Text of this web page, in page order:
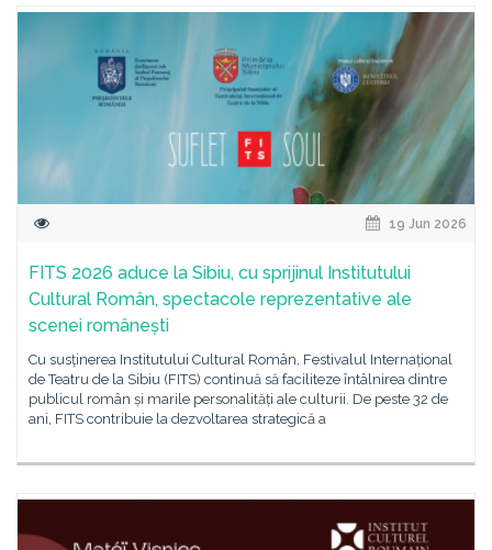
19 Jun 2026
FITS 2026 aduce la Sibiu, cu sprijinul Institutului
Cultural Român, spectacole reprezentative ale
scenei românești
Cu susținerea Institutului Cultural Român, Festivalul Internațional
de Teatru de la Sibiu (FITS) continuă să faciliteze întâlnirea dintre
publicul român și marile personalități ale culturii. De peste 32 de
ani, FITS contribuie la dezvoltarea strategică a